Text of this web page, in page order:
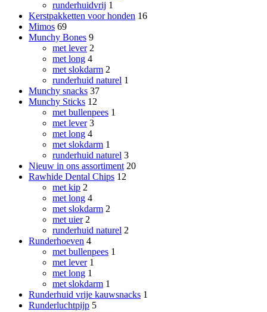
runderhuidvrij 1
Kerstpakketten voor honden 16
Mimos 69
Munchy Bones 9
met lever 2
met long 4
met slokdarm 2
runderhuid naturel 1
Munchy snacks 37
Munchy Sticks 12
met bullenpees 1
met lever 3
met long 4
met slokdarm 1
runderhuid naturel 3
Nieuw in ons assortiment 20
Rawhide Dental Chips 12
met kip 2
met long 4
met slokdarm 2
met uier 2
runderhuid naturel 2
Runderhoeven 4
met bullenpees 1
met lever 1
met long 1
met slokdarm 1
Runderhuid vrije kauwsnacks 1
Runderluchtpijp 5